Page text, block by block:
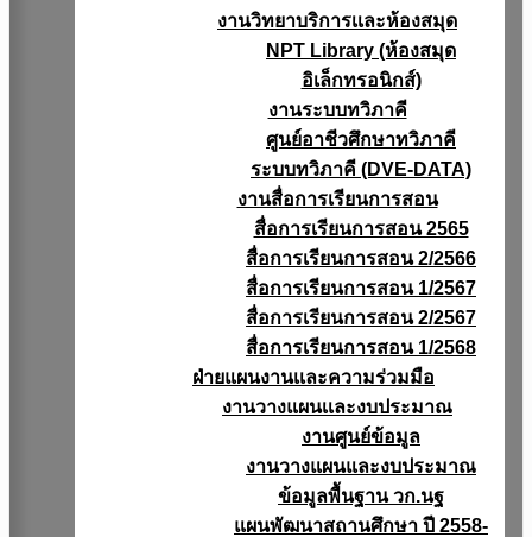
งานวิทยาบริการเเละห้องสมุด
NPT Library (ห้องสมุด
อิเล็กทรอนิกส์)
งานระบบทวิภาคี
ศูนย์อาชีวศึกษาทวิภาคี
ระบบทวิภาคี (DVE-DATA)
งานสื่อการเรียนการสอน
สื่อการเรียนการสอน 2565
สื่อการเรียนการสอน 2/2566
สื่อการเรียนการสอน 1/2567
สื่อการเรียนการสอน 2/2567
สื่อการเรียนการสอน 1/2568
ฝ่ายแผนงานเเละความร่วมมือ
งานวางแผนเเละงบประมาณ
งานศูนย์ข้อมูล
งานวางแผนและงบประมาณ
ข้อมูลพื้นฐาน วก.นฐ
แผนพัฒนาสถานศึกษา ปี 2558-